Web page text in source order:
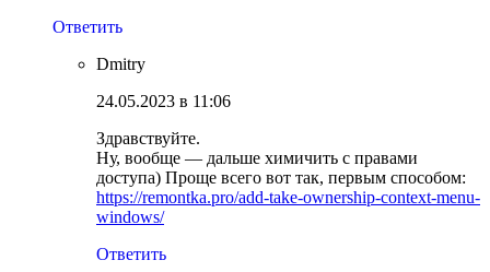
Ответить
Dmitry
24.05.2023 в 11:06
Здравствуйте.
Ну, вообще — дальше химичить с правами
доступа) Проще всего вот так, первым способом:
https://remontka.pro/add-take-ownership-context-menu-
windows/
Ответить